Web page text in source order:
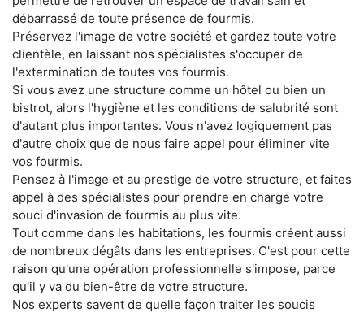
débarrassé de toute présence de fourmis.
Préservez l'image de votre société et gardez toute votre
clientèle, en laissant nos spécialistes s'occuper de
l'extermination de toutes vos fourmis.
Si vous avez une structure comme un hôtel ou bien un
bistrot, alors l'hygiène et les conditions de salubrité sont
d'autant plus importantes. Vous n'avez logiquement pas
d'autre choix que de nous faire appel pour éliminer vite
vos fourmis.
Pensez à l'image et au prestige de votre structure, et faites
appel à des spécialistes pour prendre en charge votre
souci d'invasion de fourmis au plus vite.
Tout comme dans les habitations, les fourmis créent aussi
de nombreux dégâts dans les entreprises. C'est pour cette
raison qu'une opération professionnelle s'impose, parce
qu'il y va du bien-être de votre structure.
Nos experts savent de quelle façon traiter les soucis